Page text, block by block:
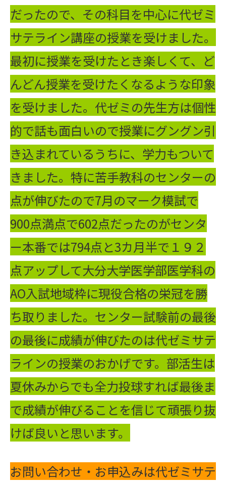
だったので、その科目を中心に代ゼミ
サテライン講座の授業を受けました。
最初に授業を受けたとき楽しくて、ど
んどん授業を受けたくなるような印象
を受けました。代ゼミの先生方は個性
的で話も面白いので授業にグングン引
き込まれているうちに、学力もついて
きました。特に苦手教科のセンターの
点が伸びたので7月のマーク模試で
900点満点で602点だったのがセンタ
ー本番では794点と3カ月半で１９２
点アップして大分大学医学部医学科の
AO入試地域枠に現役合格の栄冠を勝
ち取りました。センター試験前の最後
の最後に成績が伸びたのは代ゼミサテ
ラインの授業のおかげです。部活生は
夏休みからでも全力投球すれば最後ま
で成績が伸びることを信じて頑張り抜
けば良いと思います。
お問い合わせ・お申込みは代ゼミサテ